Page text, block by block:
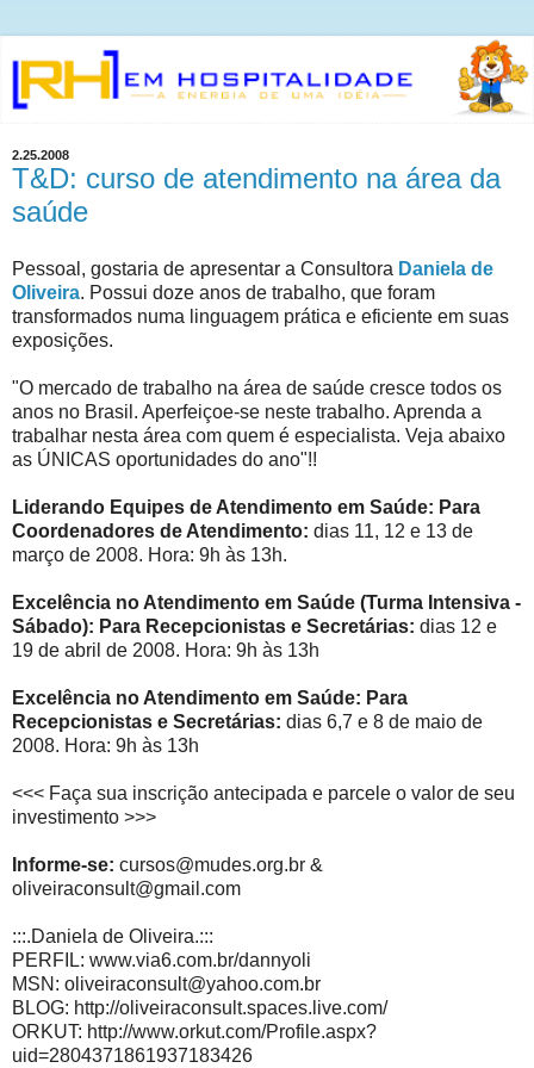
2.25.2008
T&D: curso de atendimento na área da
saúde
Pessoal, gostaria de apresentar a Consultora Daniela de
Oliveira. Possui doze anos de trabalho, que foram
transformados numa linguagem prática e eficiente em suas
exposições.
"O mercado de trabalho na área de saúde cresce todos os
anos no Brasil. Aperfeiçoe-se neste trabalho. Aprenda a
trabalhar nesta área com quem é especialista. Veja abaixo
as ÚNICAS oportunidades do ano"!!
Liderando Equipes de Atendimento em Saúde: Para
Coordenadores de Atendimento: dias 11, 12 e 13 de
março de 2008. Hora: 9h às 13h.
Excelência no Atendimento em Saúde (Turma Intensiva -
Sábado): Para Recepcionistas e Secretárias: dias 12 e
19 de abril de 2008. Hora: 9h às 13h
Excelência no Atendimento em Saúde: Para
Recepcionistas e Secretárias: dias 6,7 e 8 de maio de
2008. Hora: 9h às 13h
<<< Faça sua inscrição antecipada e parcele o valor de seu
investimento >>>
Informe-se: cursos@mudes.org.br &
oliveiraconsult@gmail.com
:::.Daniela de Oliveira.:::
PERFIL: www.via6.com.br/dannyoli
MSN: oliveiraconsult@yahoo.com.br
BLOG: http://oliveiraconsult.spaces.live.com/
ORKUT: http://www.orkut.com/Profile.aspx?
uid=2804371861937183426